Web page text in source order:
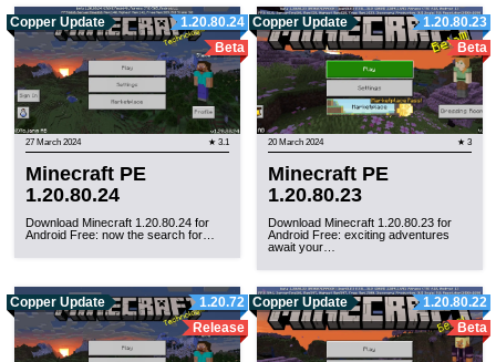
Copper Update
1.20.80.24
Beta
27 March 2024 ★ 3.1
Minecraft PE
1.20.80.24
Download Minecraft 1.20.80.24 for
Android Free: now the search for…
Copper Update
1.20.80.23
Beta
20 March 2024 ★ 3
Minecraft PE
1.20.80.23
Download Minecraft 1.20.80.23 for
Android Free: exciting adventures
await your…
Copper Update
1.20.72
Release
Copper Update
1.20.80.22
Beta